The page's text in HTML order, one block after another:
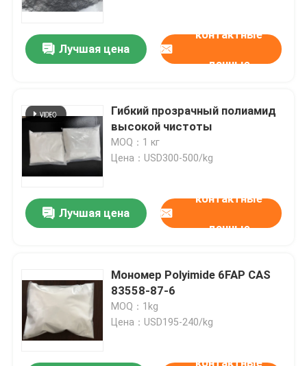
Лучшая цена
контактные
данные
Гибкий прозрачный полиамид
высокой чистоты
MOQ：1 кг
Цена：USD300-500/kg
Лучшая цена
контактные
данные
Мономер Polyimide 6FAP CAS
83558-87-6
MOQ：1kg
Цена：USD195-240/kg
контактные